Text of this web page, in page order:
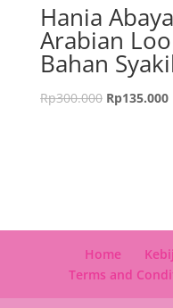
Hania Abaya
Arabian
Bahan
Rp300.000 Rp135.000
Home
Terms and